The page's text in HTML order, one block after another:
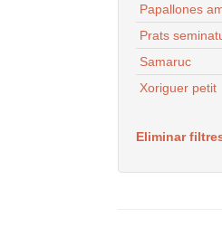
Papallones
Prats
Samaruc
Xoriguer petit
Eliminar